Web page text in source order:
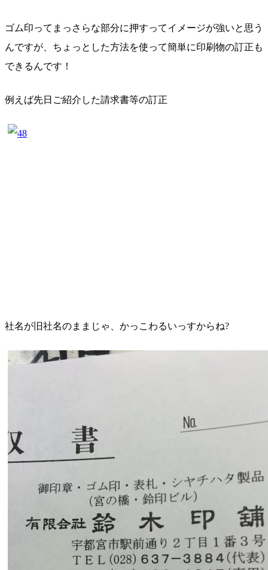
ゴム印ってまっさらな部分に押すってイメージが強いと思う
んですが、ちょっとした方法を使って簡単に印刷物の訂正も
できるんです！
例えば先日ご紹介した請求書等の訂正
社名が旧社名のままじゃ、かっこわるいっすからね?